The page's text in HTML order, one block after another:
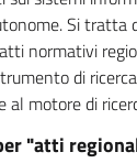
Si tratta
normativi
di
al motore di
"atti